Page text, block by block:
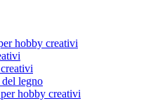
hobby creativi
legno
hobby creativi